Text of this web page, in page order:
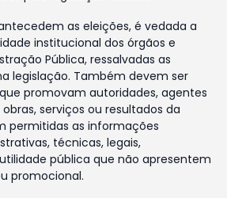
as eleições, é vedada a
institucional dos órgãos e
Pública, ressalvadas as
legislação. Também devem ser
promovam autoridades, agentes
serviços ou resultados da
permitidas as informações
técnicas, legais,
pública que não apresentem
promocional.